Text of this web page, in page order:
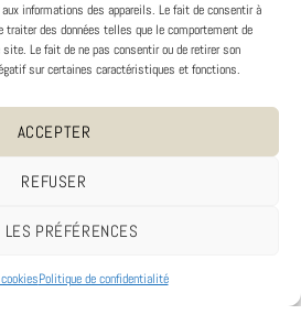
informations des appareils. Le fait de consentir à
traiter des données telles que le comportement de
Le fait de ne pas consentir ou de retirer son
sur certaines caractéristiques et fonctions.
ACCEPTER
REFUSER
LES PRÉFÉRENCES
Politique de confidentialité